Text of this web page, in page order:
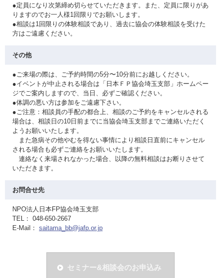
●定員になり次第締め切らせていただきます。また、定員に限りがあ
りますのでお一人様1回限りでお願いします。
●相談は1回限りの体験相談であり、過去に協会の体験相談を受けた
方はご遠慮ください。
その他
●ご来場の際は、ご予約時間の5分〜10分前にお越しください。
●イベントが中止される場合は「日本ＦＰ協会埼玉支部」ホームペー
ジでご案内しますので、当日、必ずご確認ください。
●体調の悪い方は参加をご遠慮下さい。
●ご注意：相談員の手配の都合上、相談のご予約をキャンセルされる
場合は、相談日の10日前までに当協会埼玉支部までご連絡いただく
ようお願いいたします。
また急病その他やむを得ない事情により相談日直前にキャンセル
される場合も必ずご連絡をお願いいたします。
連絡なく来場されなかった場合、以降の無料相談はお断りさせて
いただきます。
お問合せ先
NPO法人日本FP協会埼玉支部
TEL： 048-650-2667
E-Mail： saitama_bb@jafp.or.jp
セミナー&相談会のお申込み